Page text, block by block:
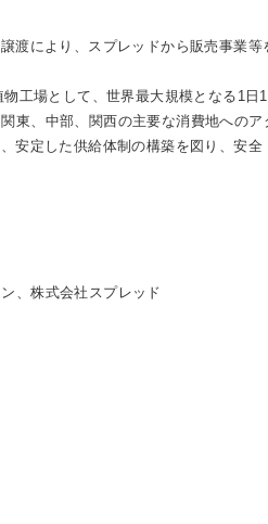
により、スプレッドから販売事業
工場として、世界最大規模となる1日
東、中部、関西の主要な消費地への
安定した供給体制の構築を図り、安
、株式会社スプレッド